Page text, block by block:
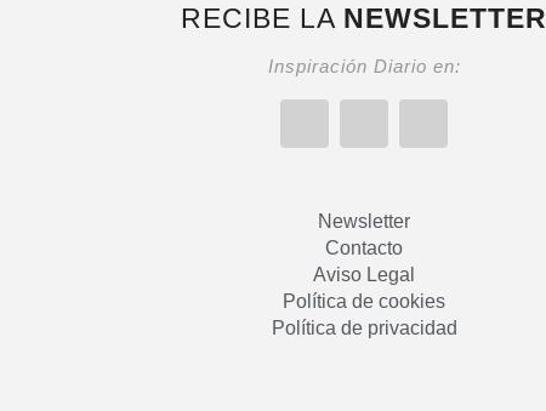
RECIBE LA NEWSLETTER
Inspiración Diario en:
Newsletter
Contacto
Aviso Legal
Política de cookies
Política de privacidad